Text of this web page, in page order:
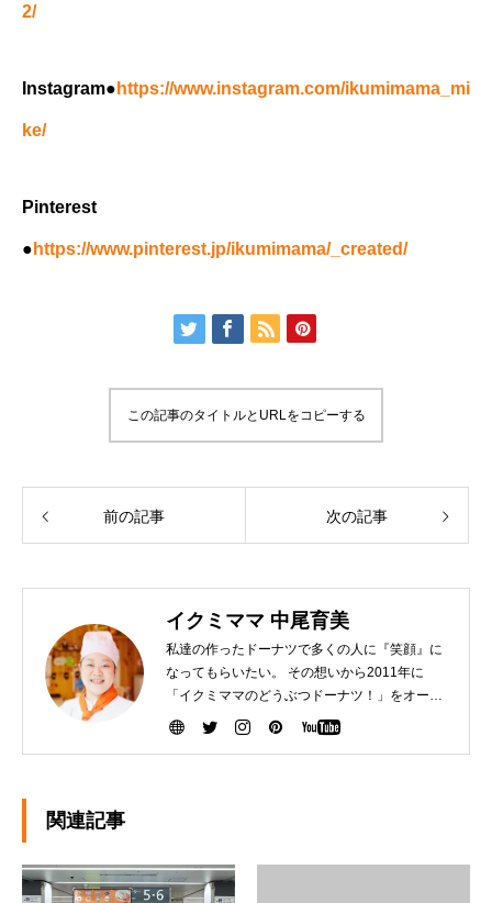
2/
Instagram● https://www.instagram.com/ikumimama_mi
ke/
Pinterest
● https://www.pinterest.jp/ikumimama/_created/
この記事のタイトルとURLをコピーする
前の記事 次の記事
イクミママ 中尾育美
私達の作ったドーナツで多くの人に『笑顔』に
なってもらいたい。 その想いから2011年に
「イクミママのどうぶつドーナツ！」をオープ
ンさせました。 健康で美味しいドーナツを作る
ために『こだわり抜いた厳選素材』を生産者の
関連記事